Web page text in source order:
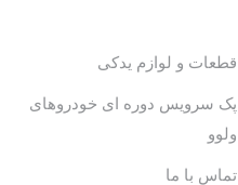
قطعات و لوازم یدکی
پک سرویس دوره ای خودروهای
ولوو
تماس با ما